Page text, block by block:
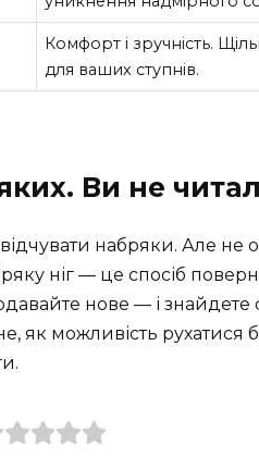
Комфорт і зручність.
для ваших ступнів.
Ви не
набряки. Але не
ніг — це спосіб
нове — і
як можливість